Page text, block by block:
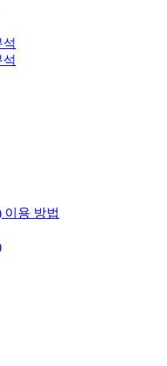
이용 방법